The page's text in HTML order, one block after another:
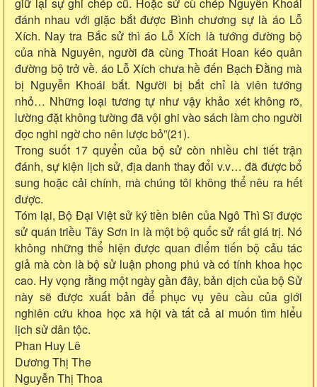
đánh nhau với giặc bắt được Bình chương sự là áo Lỗ
Xích. Nay tra Bắc sử thì áo Lỗ Xích là tướng đường bộ
của nhà Nguyên, người đã cùng Thoát Hoan kéo quân
đường bộ trở về. áo Lỗ Xích chưa hề đến Bạch Đằng mà
bị Nguyễn Khoái bắt. Người bị bắt chỉ là viên tướng
nhỏ… Những loại tương tự như vậy khảo xét không rõ,
lường đặt không tường đã vội ghi vào sách làm cho người
đọc nghi ngờ cho nên lược bỏ”(21).
Trong suốt 17 quyển của bộ sử còn nhiều chi tiết trận
đánh, sự kiện lịch sử, địa danh thay đổi v.v… đã được bổ
sung hoặc cải chính, mà chúng tôi không thể nêu ra hết
được.
Tóm lại, Bộ Đại Việt sử ký tiền biên của Ngô Thì Sĩ được
sử quán triều Tây Sơn in là một bộ quốc sử rất giá trị. Nó
không những thể hiện được quan điểm tiến bộ cảu tác
giả mà còn là bộ sử luận phong phú và có tính khoa học
cao. Hy vọng rằng một ngày gần đây, bản dịch của bộ Sử
này sẽ được xuất bản để phục vụ yêu cầu của giới
nghiên cứu khoa học xã hội và tất cả ai muốn tìm hiểu
lịch sử dân tộc.
Phan Huy Lê
Dương Thị The
Nguyễn Thị Thoa